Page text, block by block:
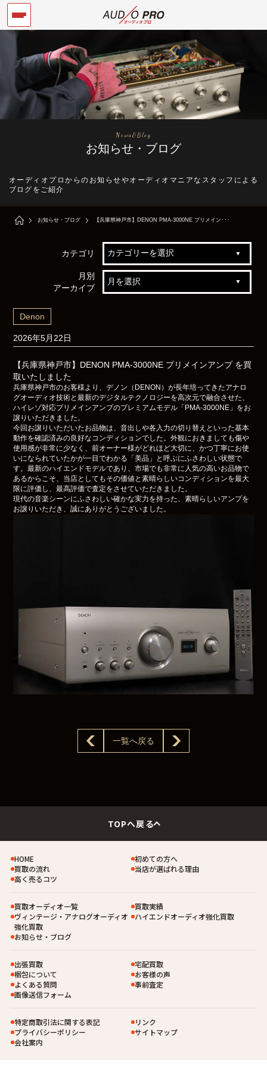
News&Blog
お知らせ・ブログ
オーディオプロからのお知らせやオーディオマニアなスタッフによる
ブログをご紹介
お知らせ・ブログ 【兵庫県神戸市】DENON PMA-3000NE プリメイン･･･
カテゴリ
月別
アーカイブ
Denon
2026年5月22日
【兵庫県神戸市】DENON PMA-3000NE プリメインアンプ を買
取いたしました
兵庫県神戸市のお客様より、デノン（DENON）が長年培ってきたアナロ
グオーディオ技術と最新のデジタルテクノロジーを高次元で融合させた、
ハイレゾ対応プリメインアンプのプレミアムモデル「PMA-3000NE」をお
譲りいただきました。
今回お譲りいただいたお品物は、音出しや各入力の切り替えといった基本
動作を確認済みの良好なコンディションでした。外観におきましても傷や
使用感が非常に少なく、前オーナー様がどれほど大切に、かつ丁寧にお使
いになられていたかが一目でわかる「美品」と呼ぶにふさわしい状態で
す。最新のハイエンドモデルであり、市場でも非常に人気の高いお品物で
あるからこそ、当店としてもその価値と素晴らしいコンディションを最大
限に評価し、最高評価で査定をさせていただきました。
現代の音楽シーンにふさわしい確かな実力を持った、素晴らしいアンプを
お譲りいただき、誠にありがとうございました。
一覧へ戻る
TOPへ戻る
HOME
初めての方へ
買取の流れ
当店が選ばれる理由
高く売るコツ
買取オーディオ一覧
買取実績
ヴィンテージ・アナログオーディオ
強化買取
ハイエンドオーディオ強化買取
お知らせ・ブログ
出張買取
宅配買取
梱包について
お客様の声
よくある質問
事前査定
画像送信フォーム
特定商取引法に関する表記
リンク
プライバシーポリシー
サイトマップ
会社案内